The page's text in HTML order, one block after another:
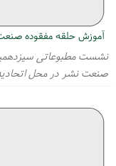
آموزش حلقه مفقوده
نشست مطبوعاتی
صنعت نشر در محل